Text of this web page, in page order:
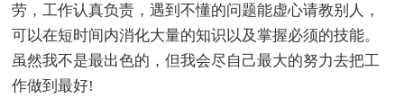
劳，工作认真负责，遇到不懂的问题能虚心请教别人，
可以在短时间内消化大量的知识以及掌握必须的技能。
虽然我不是最出色的，但我会尽自己最大的努力去把工
作做到最好!